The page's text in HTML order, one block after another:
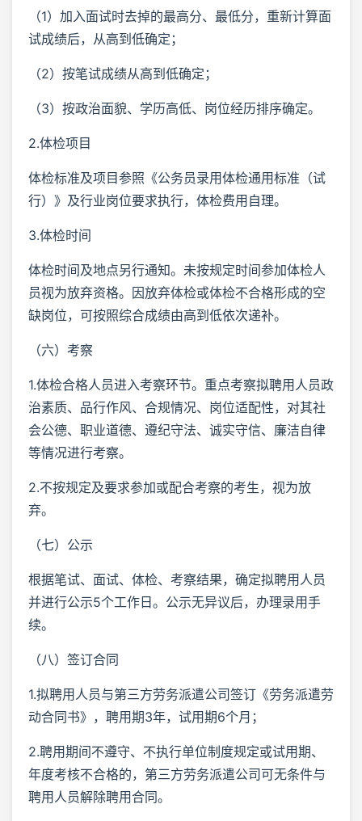
（1）加入面试时去掉的最高分、最低分，重新计算面
试成绩后，从高到低确定；
（2）按笔试成绩从高到低确定；
（3）按政治面貌、学历高低、岗位经历排序确定。
2.体检项目
体检标准及项目参照《公务员录用体检通用标准（试
行）》及行业岗位要求执行，体检费用自理。
3.体检时间
体检时间及地点另行通知。未按规定时间参加体检人
员视为放弃资格。因放弃体检或体检不合格形成的空
缺岗位，可按照综合成绩由高到低依次递补。
（六）考察
1.体检合格人员进入考察环节。重点考察拟聘用人员政
治素质、品行作风、合规情况、岗位适配性，对其社
会公德、职业道德、遵纪守法、诚实守信、廉洁自律
等情况进行考察。
2.不按规定及要求参加或配合考察的考生，视为放
弃。
（七）公示
根据笔试、面试、体检、考察结果，确定拟聘用人员
并进行公示5个工作日。公示无异议后，办理录用手
续。
（八）签订合同
1.拟聘用人员与第三方劳务派遣公司签订《劳务派遣劳
动合同书》，聘用期3年，试用期6个月；
2.聘用期间不遵守、不执行单位制度规定或试用期、
年度考核不合格的，第三方劳务派遣公司可无条件与
聘用人员解除聘用合同。